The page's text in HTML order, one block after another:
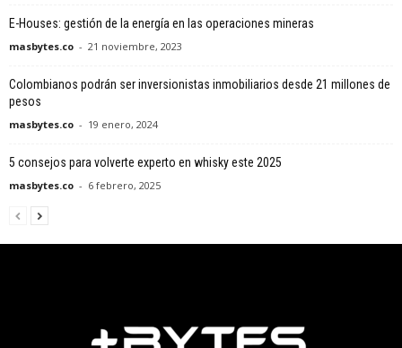
E-Houses: gestión de la energía en las operaciones mineras
masbytes.co - 21 noviembre, 2023
Colombianos podrán ser inversionistas inmobiliarios desde 21 millones de
pesos
masbytes.co - 19 enero, 2024
5 consejos para volverte experto en whisky este 2025
masbytes.co - 6 febrero, 2025